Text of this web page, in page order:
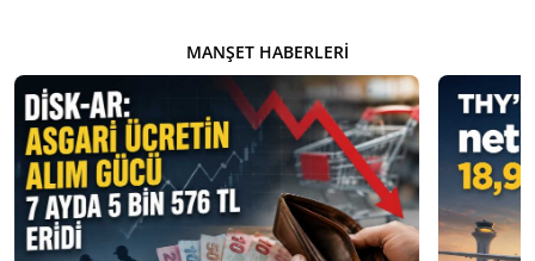
MANŞET HABERLERI